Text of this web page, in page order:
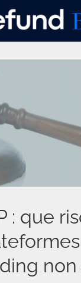
: que
non